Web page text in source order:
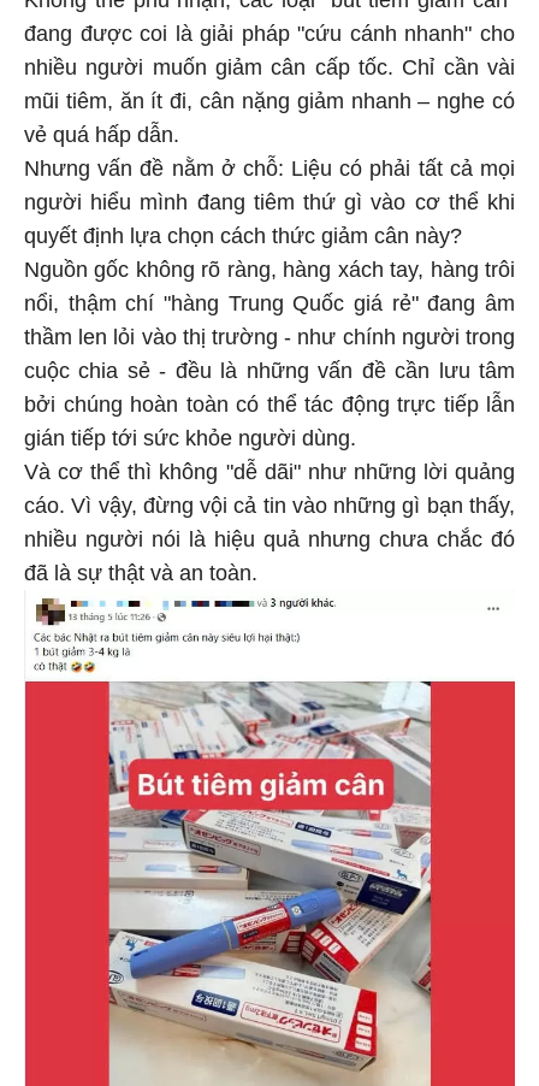
đang được coi là giải pháp "cứu cánh nhanh" cho
nhiều người muốn giảm cân cấp tốc. Chỉ cần vài
mũi tiêm, ăn ít đi, cân nặng giảm nhanh – nghe có
vẻ quá hấp dẫn.
Nhưng vấn đề nằm ở chỗ: Liệu có phải tất cả mọi
người hiểu mình đang tiêm thứ gì vào cơ thể khi
quyết định lựa chọn cách thức giảm cân này?
Nguồn gốc không rõ ràng, hàng xách tay, hàng trôi
nổi, thậm chí "hàng Trung Quốc giá rẻ" đang âm
thầm len lỏi vào thị trường - như chính người trong
cuộc chia sẻ - đều là những vấn đề cần lưu tâm
bởi chúng hoàn toàn có thể tác động trực tiếp lẫn
gián tiếp tới sức khỏe người dùng.
Và cơ thể thì không "dễ dãi" như những lời quảng
cáo. Vì vậy, đừng vội cả tin vào những gì bạn thấy,
nhiều người nói là hiệu quả nhưng chưa chắc đó
đã là sự thật và an toàn.